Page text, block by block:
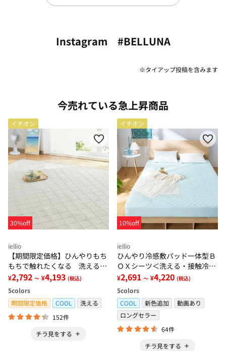
Instagram #BELLUNA
※タイアップ投稿を含みます
今売れている急上昇商品
イチオシ
30%off
iellio
【期間限定価格】ひんやりもち
もちで触れたくなる 洗えるラ
グ＜低反発・滑りにくい・接触
冷感・防ダニ・カーペット＞
¥2,792 ～ ¥4,193 (税込)
5colors
期間限定価格
COOL
洗える
152件
チラ見をする
イチオシ
10%off
iellio
ひんやり冷感敷パッド一体型Ｂ
ＯＸシーツ＜洗える・接触冷
感・抗菌防臭・時短・家事楽・
ボックスシーツ・寝苦しさ対策
＞
¥2,691 ～ ¥4,220 (税込)
5colors
COOL
新色追加
動画あり
ロングセラー
64件
チラ見をする